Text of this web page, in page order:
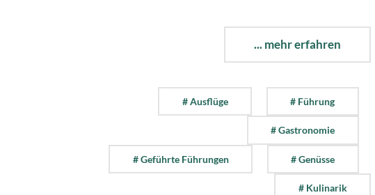
... mehr erfahren
# Ausflüge # Führung
# Gastronomie
# Geführte Führungen # Genüsse
# Kulinarik